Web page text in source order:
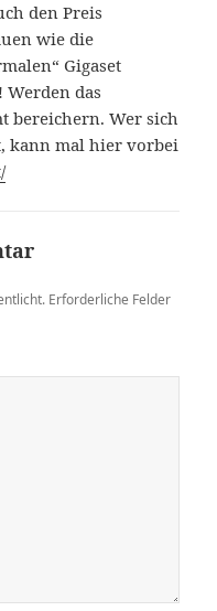
den Preis
wie die
Gigaset
das
bereichern. Wer sich
kann mal hier vorbei
Erforderliche Felder